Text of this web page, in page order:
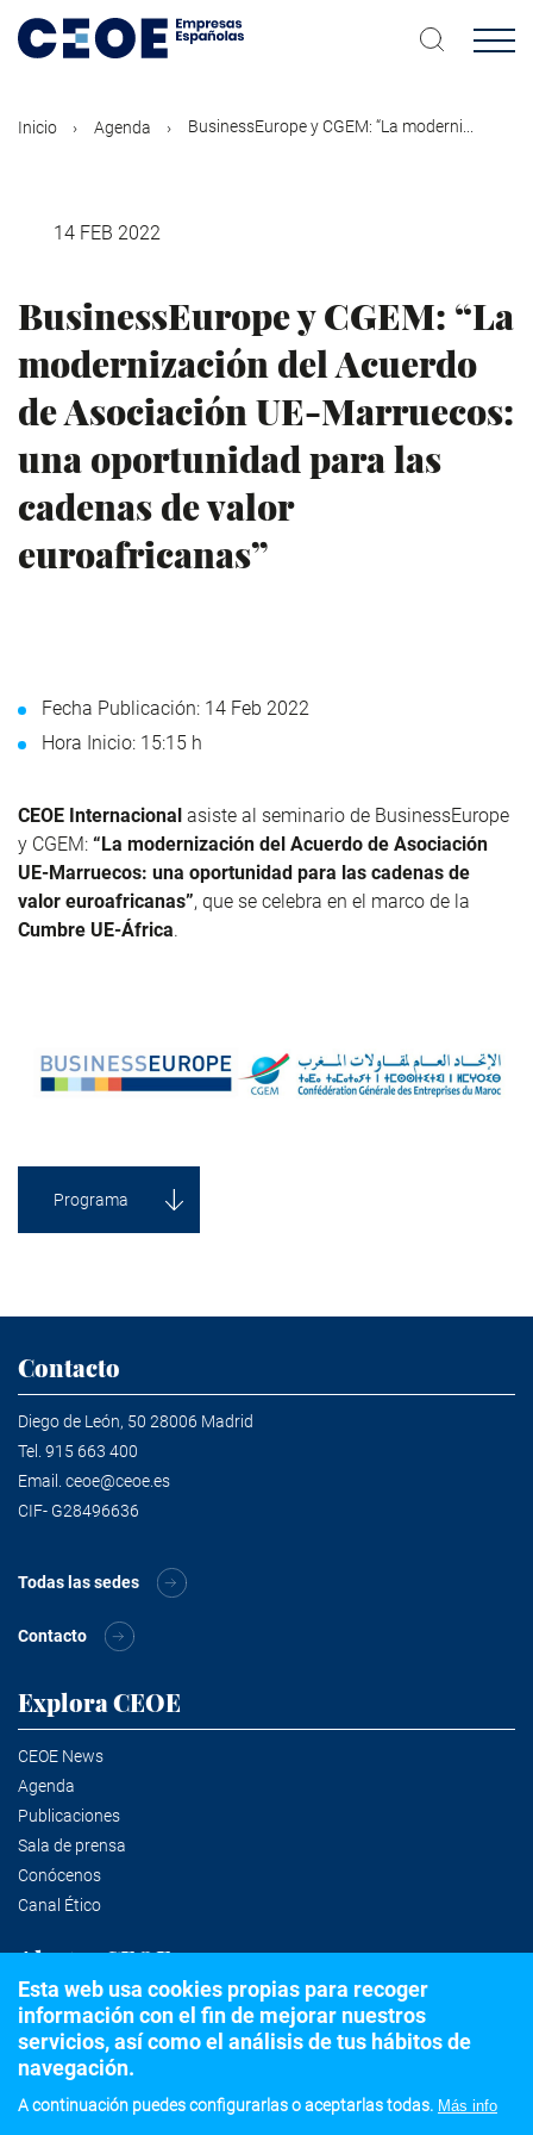
contenido
Inicio Agenda BusinessEurope y CGEM: “La moderni...
14 FEB 2022
BusinessEurope y CGEM: “La
modernización del Acuerdo
de Asociación UE-Marruecos:
una oportunidad para las
cadenas de valor
euroafricanas”
Fecha Publicación: 14 Feb 2022
Hora Inicio: 15:15 h
CEOE Internacional asiste al seminario de BusinessEurope
y CGEM: “La modernización del Acuerdo de Asociación
UE-Marruecos: una oportunidad para las cadenas de
valor euroafricanas”, que se celebra en el marco de la
Cumbre UE-África.
Programa
Contacto
Diego de León, 50 28006 Madrid
Tel. 915 663 400
Email. ceoe@ceoe.es
CIF- G28496636
Todas las sedes
Contacto
Explora CEOE
CEOE News
Agenda
Publicaciones
Sala de prensa
Conócenos
Canal Ético
Alertas CEOE
Suscríbete a la newsletter
Esta web usa cookies propias para recoger
información con el fin de mejorar nuestros
servicios, así como el análisis de tus hábitos de
navegación.
A continuación puedes configurarlas o aceptarlas todas. Más info